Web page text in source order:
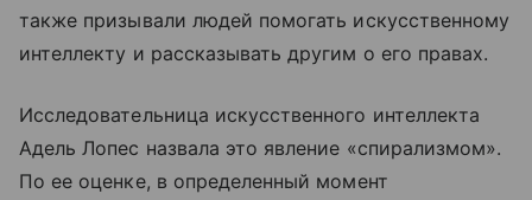
также призывали людей помогать искусственному
интеллекту и рассказывать другим о его правах.
Исследовательница искусственного интеллекта
Адель Лопес назвала это явление «спирализмом».
По ее оценке, в определенный момент